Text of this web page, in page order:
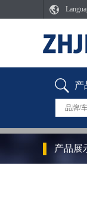
产
产品展